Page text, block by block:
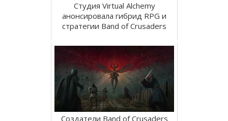
Студия Virtual Alchemy
анонсировала гибрид RPG и
стратегии Band of Crusaders
Создатели Band of Crusaders